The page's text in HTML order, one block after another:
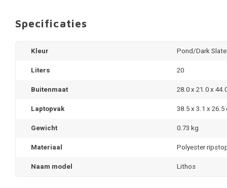
Specificaties
Kleur
Pond/Dark Slate
Liters
20
Buitenmaat
28.0 x 21.0 x
Laptopvak
38.5 x 3.1 x 26.5
Gewicht
0.73 kg
Materiaal
Polyester
Naam model
Lithos